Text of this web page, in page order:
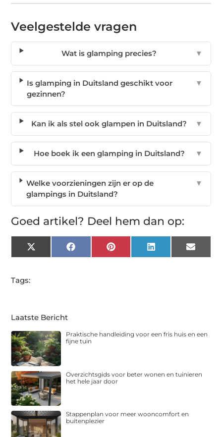
Veelgestelde vragen
Wat is glamping precies? ▼
Is glamping in Duitsland geschikt voor
gezinnen?
▼
Kan ik als stel ook glampen in Duitsland? ▼
Hoe boek ik een glamping in Duitsland? ▼
Welke voorzieningen zijn er op de
glampings in Duitsland?
▼
Goed artikel? Deel hem dan op:
X
(Twitter)
FacebookPinterest LinkedIn Email
Tags:
Laatste Bericht
Praktische handleiding voor een fris huis en een
fijne tuin
Overzichtsgids voor beter wonen en tuinieren
het hele jaar door
Stappenplan voor meer wooncomfort en
buitenplezier